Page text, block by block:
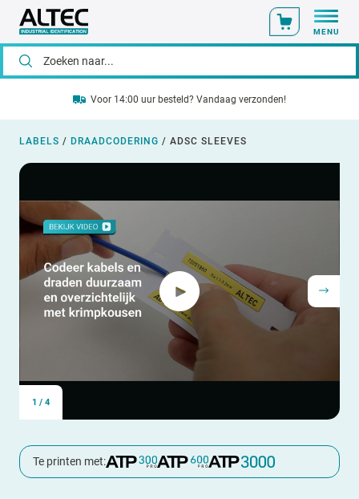
MENU
Voor 14:00 uur besteld? Vandaag verzonden!
LABELS / DRAADCODERING / ADSC SLEEVES
1 / 4
Te printen met: